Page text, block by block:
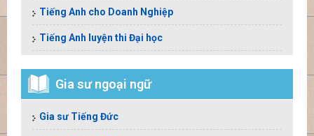
Tiếng Anh cho Doanh Nghiệp
Tiếng Anh luyện thi Đại học
Gia sư ngoại ngữ
Gia sư Tiếng Đức